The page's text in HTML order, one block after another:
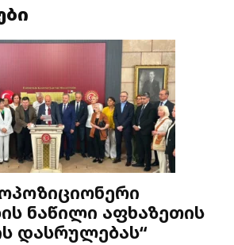
ნაწილი აფხაზეთის
დასრულებას“